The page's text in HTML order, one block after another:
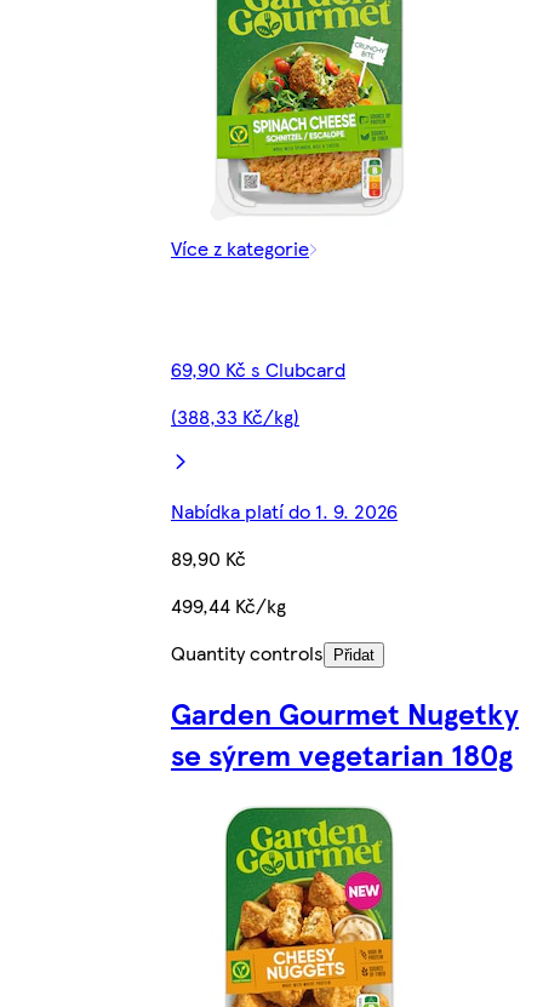
Více z kategorie
69,90 Kč s Clubcard
(388,33 Kč/kg)
Nabídka platí do 1. 9. 2026
89,90 Kč
499,44 Kč/kg
Quantity controls
Přidat
Garden Gourmet Nugetky
se sýrem vegetarian 180g